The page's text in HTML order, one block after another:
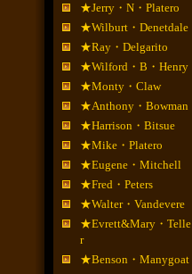
★Jerry・N・Platero
★Wilburt・Denetdale
★Ray・Delgarito
★Wilford・B・Henry
★Monty・Claw
★Anthony・Bowman
★Harrison・Bitsue
★Mike・Platero
★Eugene・Mitchell
★Fred・Peters
★Walter・Vandevere
★Evrett&Mary・Telle
r
★Benson・Manygoat